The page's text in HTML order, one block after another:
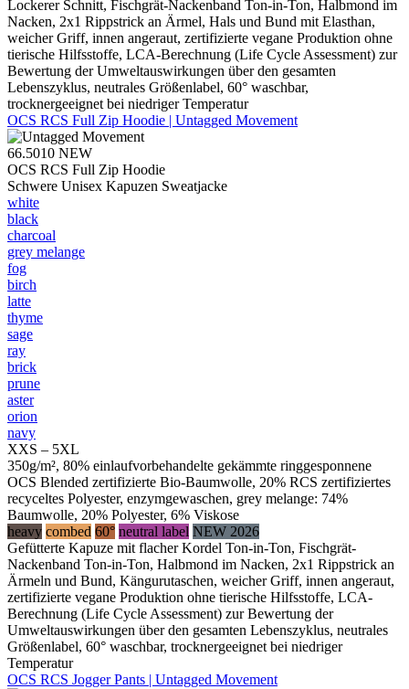
Lockerer Schnitt, Fischgrät-Nackenband Ton-in-Ton, Halbmond im
Nacken, 2x1 Rippstrick an Ärmel, Hals und Bund mit Elasthan,
weicher Griff, innen angeraut, zertifizierte vegane Produktion ohne
tierische Hilfsstoffe, LCA-Berechnung (Life Cycle Assessment) zur
Bewertung der Umweltauswirkungen über den gesamten
Lebenszyklus, neutrales Größenlabel, 60° waschbar,
trocknergeeignet bei niedriger Temperatur
OCS RCS Full Zip Hoodie | Untagged Movement
66.5010 NEW
OCS RCS Full Zip Hoodie
Schwere Unisex Kapuzen Sweatjacke
white
black
charcoal
grey melange
fog
birch
latte
thyme
sage
ray
brick
prune
aster
orion
navy
XXS – 5XL
350g/m², 80% einlaufvorbehandelte gekämmte ringgesponnene
OCS Blended zertifizierte Bio-Baumwolle, 20% RCS zertifiziertes
recyceltes Polyester, enzymgewaschen, grey melange: 74%
Baumwolle, 20% Polyester, 6% Viskose
heavy combed 60° neutral label NEW 2026
Gefütterte Kapuze mit flacher Kordel Ton-in-Ton, Fischgrät-
Nackenband Ton-in-Ton, Halbmond im Nacken, 2x1 Rippstrick an
Ärmeln und Bund, Kängurutaschen, weicher Griff, innen angeraut,
zertifizierte vegane Produktion ohne tierische Hilfsstoffe, LCA-
Berechnung (Life Cycle Assessment) zur Bewertung der
Umweltauswirkungen über den gesamten Lebenszyklus, neutrales
Größenlabel, 60° waschbar, trocknergeeignet bei niedriger
Temperatur
OCS RCS Jogger Pants | Untagged Movement